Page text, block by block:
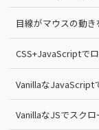
目線がマウスの動
CSS+JavaScriptで
VanillaなJavaScript
VanillaなJSでスク